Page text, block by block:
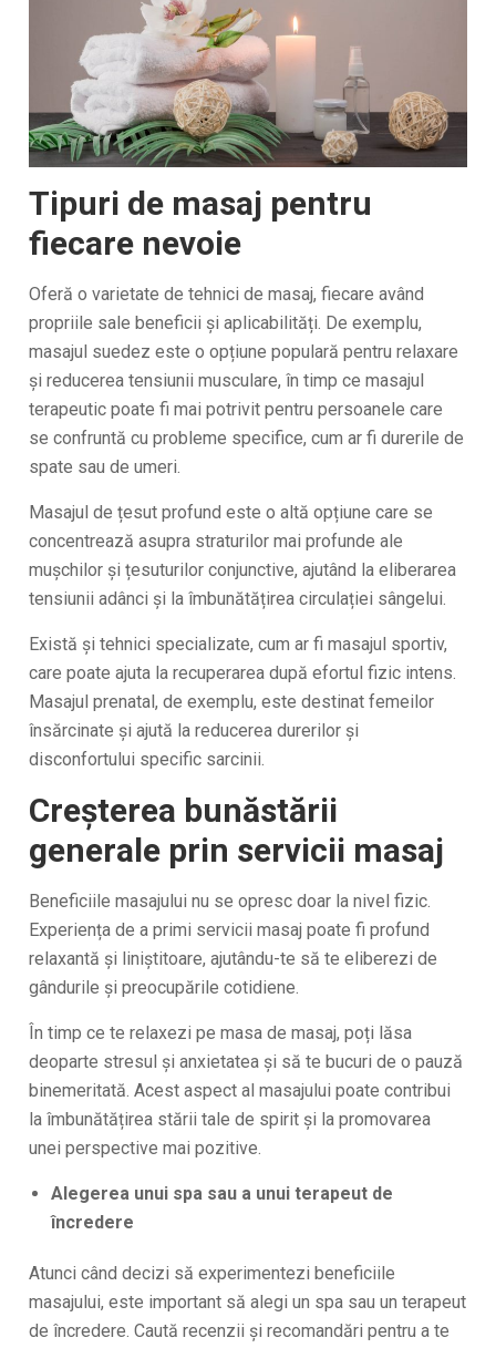
Tipuri de masaj pentru
fiecare nevoie
Oferă o varietate de tehnici de masaj, fiecare având
propriile sale beneficii și aplicabilități. De exemplu,
masajul suedez este o opțiune populară pentru relaxare
și reducerea tensiunii musculare, în timp ce masajul
terapeutic poate fi mai potrivit pentru persoanele care
se confruntă cu probleme specifice, cum ar fi durerile de
spate sau de umeri.
Masajul de țesut profund este o altă opțiune care se
concentrează asupra straturilor mai profunde ale
mușchilor și țesuturilor conjunctive, ajutând la eliberarea
tensiunii adânci și la îmbunătățirea circulației sângelui.
Există și tehnici specializate, cum ar fi masajul sportiv,
care poate ajuta la recuperarea după efortul fizic intens.
Masajul prenatal, de exemplu, este destinat femeilor
însărcinate și ajută la reducerea durerilor și
disconfortului specific sarcinii.
Creșterea bunăstării
generale prin servicii masaj
Beneficiile masajului nu se opresc doar la nivel fizic.
Experiența de a primi servicii masaj poate fi profund
relaxantă și liniștitoare, ajutându-te să te eliberezi de
gândurile și preocupările cotidiene.
În timp ce te relaxezi pe masa de masaj, poți lăsa
deoparte stresul și anxietatea și să te bucuri de o pauză
binemeritată. Acest aspect al masajului poate contribui
la îmbunătățirea stării tale de spirit și la promovarea
unei perspective mai pozitive.
Alegerea unui spa sau a unui terapeut de
încredere
Atunci când decizi să experimentezi beneficiile
masajului, este important să alegi un spa sau un terapeut
de încredere. Caută recenzii și recomandări pentru a te